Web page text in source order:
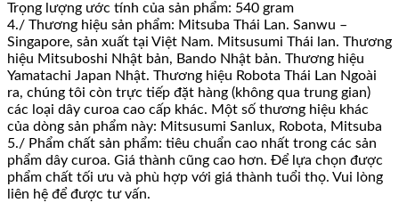
Trọng lượng ước tính của sản phẩm: 540 gram
4./ Thương hiệu sản phẩm: Mitsuba Thái Lan. Sanwu –
Singapore, sản xuất tại Việt Nam. Mitsusumi Thái lan. Thương
hiệu Mitsuboshi Nhật bản, Bando Nhật bản. Thương hiệu
Yamatachi Japan Nhật. Thương hiệu Robota Thái Lan Ngoài
ra, chúng tôi còn trực tiếp đặt hàng (không qua trung gian)
các loại dây curoa cao cấp khác. Một số thương hiệu khác
của dòng sản phẩm này: Mitsusumi Sanlux, Robota, Mitsuba
5./ Phẩm chất sản phẩm: tiêu chuẩn cao nhất trong các sản
phẩm dây curoa. Giá thành cũng cao hơn. Để lựa chọn được
phẩm chất tối ưu và phù hợp với giá thành tuổi thọ. Vui lòng
liên hệ để được tư vấn.